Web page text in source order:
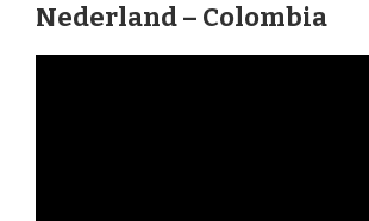
Nederland – Colombia